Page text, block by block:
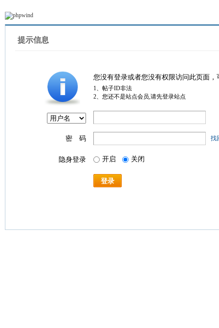
提示信息
您没有登录或者您没有权限访问此页面
1、帖子ID非法
2、您还不是站点会员,请先登录站点
密 码 找
隐身登录 开启 关闭
登录